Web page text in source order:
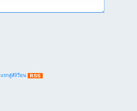
รกสู่สัง้วียน